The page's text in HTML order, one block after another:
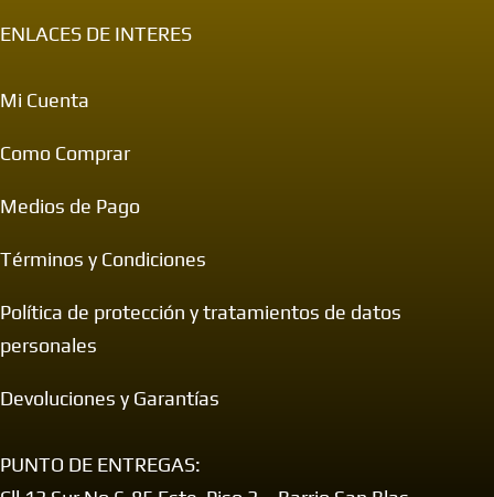
ENLACES DE INTERES
Mi Cuenta
Como Comprar
Medios de Pago
Términos y Condiciones
Política de protección y tratamientos de datos
personales
Devoluciones y Garantías
PUNTO DE ENTREGAS: